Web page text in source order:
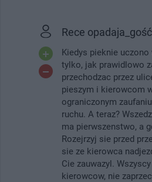
Rece opadaja_gość
Kiedys pieknie
tylko, jak prawidlowo
przechodzac przez
pieszym i kierowcom
ograniczonym
ruchu. A teraz?
ma pierwszenstwo, a
Rozejrzyj sie przed
sie ze kierowca
Cie zauwazyl.
kierowcow, nie